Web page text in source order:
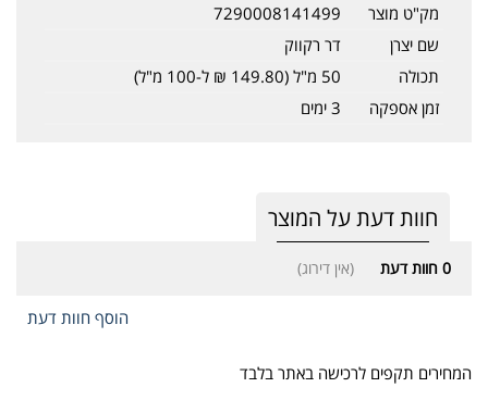
מק"ט מוצר
7290008141499
שם יצרן
דר רקווק
תכולה
50 מ"ל (149.80 ₪ ל-100 מ"ל)
זמן אספקה
3 ימים
חוות דעת על המוצר
0 חוות דעת (אין דירוג)
הוסף חוות דעת
המחירים תקפים לרכישה באתר בלבד